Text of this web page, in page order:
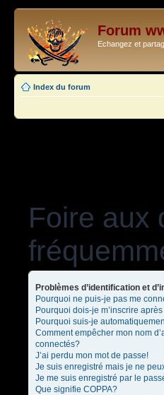
Forum
Echangez et
Index du forum
Foire aux
Problèmes d’identification et
Pourquoi ne puis-je pas me
Pourquoi dois-je m’inscrire
Pourquoi suis-je
Comment empêcher mon nom
connectés?
J’ai perdu mon mot de passe!
Je suis enregistré mais je ne
Je me suis enregistré par le
Que signifie COPPA?